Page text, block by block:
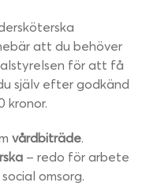
att du behöver
för att få
själv efter godkänd
kronor.
vårdbiträde.
– redo för arbete
omsorg.